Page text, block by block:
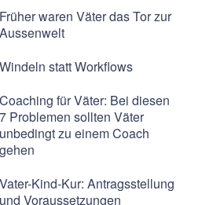
Früher waren Väter das Tor zur
Aussenwelt
Windeln statt Workflows
Coaching für Väter: Bei diesen
7 Problemen sollten Väter
unbedingt zu einem Coach
gehen
Vater-Kind-Kur: Antragsstellung
und Voraussetzungen